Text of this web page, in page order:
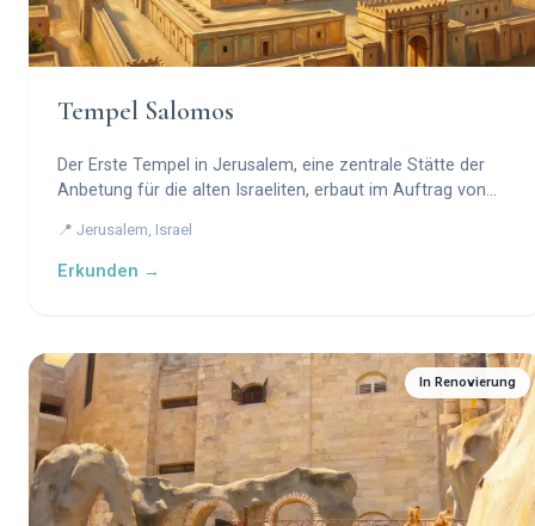
Tempel Salomos
Der Erste Tempel in Jerusalem, eine zentrale Stätte der
Anbetung für die alten Israeliten, erbaut im Auftrag von
📍 Jerusalem, Israel
Erkunden →
In Renovierung